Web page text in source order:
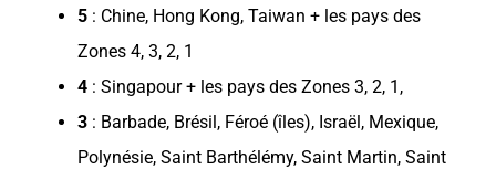
5 : Chine, Hong Kong, Taiwan + les pays des
Zones 4, 3, 2, 1
4 : Singapour+ les pays des Zones 3, 2, 1,
3 : Barbade, Brésil, Féroé (îles), Israël, Mexique,
Polynésie, Saint Barthélémy, Saint Martin, Saint